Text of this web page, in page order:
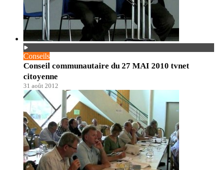
Conseils
Conseil communautaire du 27 MAI 2010 tvnet
citoyenne
31 août 2012